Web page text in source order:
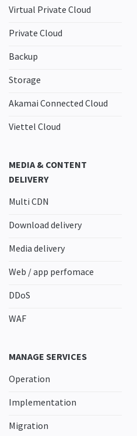
Virtual Private Cloud
Private Cloud
Backup
Storage
Akamai Connected Cloud
Viettel Cloud
MEDIA & CONTENT
DELIVERY
Multi CDN
Download delivery
Media delivery
Web / app perfomace
DDoS
WAF
MANAGE SERVICES
Operation
Implementation
Migration